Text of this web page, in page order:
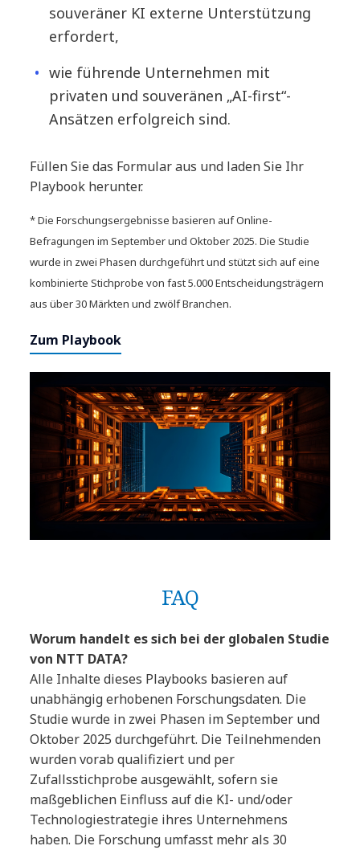
souveräner KI externe Unterstützung
erfordert,
wie führende Unternehmen mit
privaten und souveränen „AI-first“-
Ansätzen erfolgreich sind.
Füllen Sie das Formular aus und laden Sie Ihr
Playbook herunter.
* Die Forschungsergebnisse basieren auf Online-
Befragungen im September und Oktober 2025. Die Studie
wurde in zwei Phasen durchgeführt und stützt sich auf eine
kombinierte Stichprobe von fast 5.000 Entscheidungsträgern
aus über 30 Märkten und zwölf Branchen.
Zum Playbook
FAQ
Worum handelt es sich bei der globalen Studie
von NTT DATA?
Alle Inhalte dieses Playbooks basieren auf
unabhängig erhobenen Forschungsdaten. Die
Studie wurde in zwei Phasen im September und
Oktober 2025 durchgeführt. Die Teilnehmenden
wurden vorab qualifiziert und per
Zufallsstichprobe ausgewählt, sofern sie
maßgeblichen Einfluss auf die KI- und/oder
Technologiestrategie ihres Unternehmens
haben. Die Forschung umfasst mehr als 30